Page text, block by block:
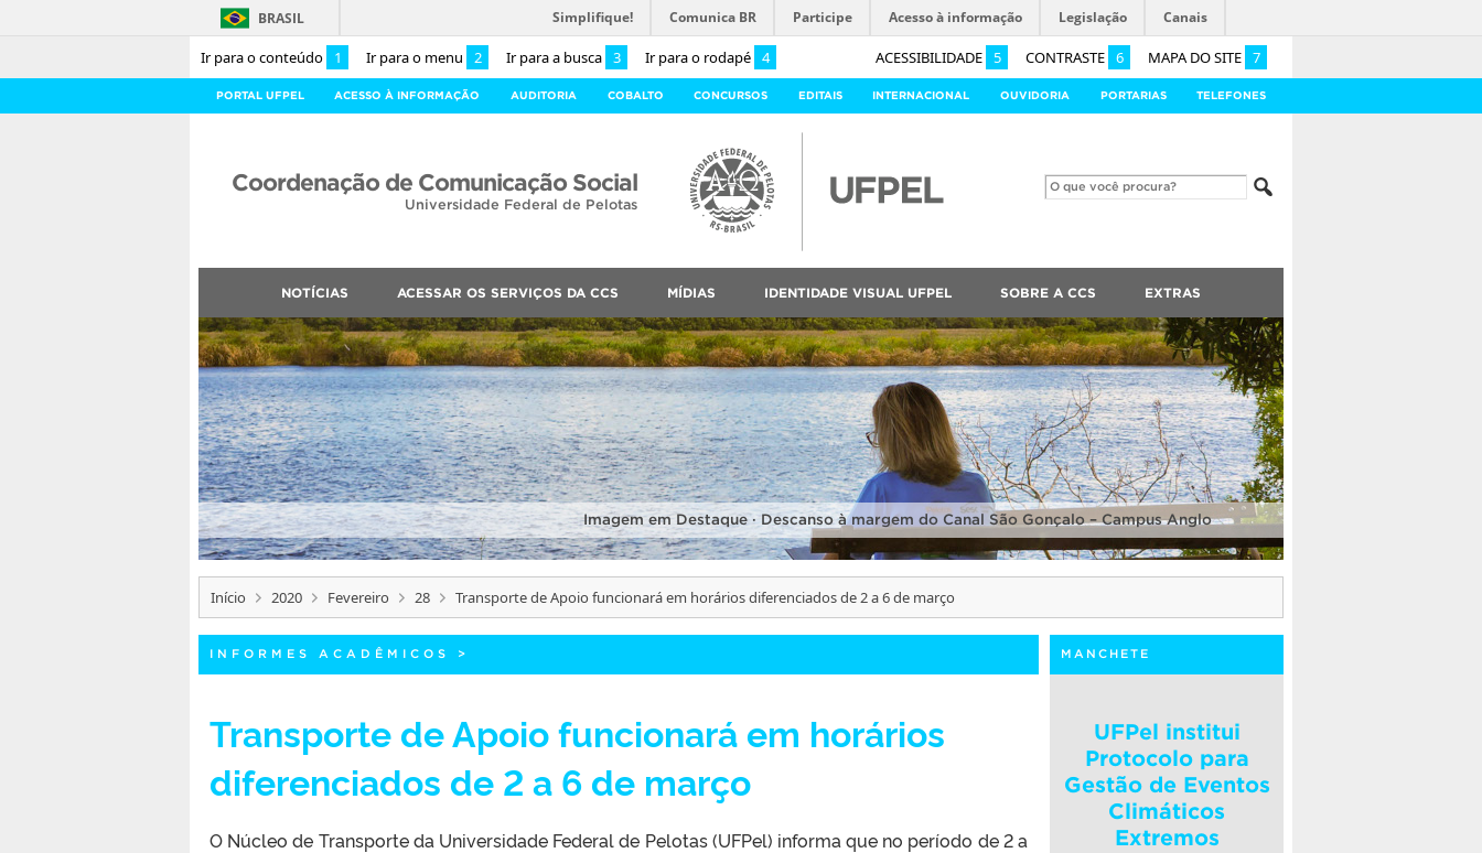
Ir para o conteúdo 1 Ir para o menu 2 Ir para a busca 3 Ir para o rodapé 4 ACESSIBILIDADE 5 CONTRASTE 6 MAPA DO SITE 7
BRASIL Simplifique! Comunica BR Participe Acesso à informação Legislação Canais
PORTAL UFPEL ACESSO À INFORMAÇÃO AUDITORIA COBALTO CONCURSOS EDITAIS INTERNACIONAL OUVIDORIA PORTARIAS TELEFONES
Coordenação de Comunicação Social
Universidade Federal de Pelotas
NOTÍCIAS ACESSAR OS SERVIÇOS DA CCS MÍDIAS IDENTIDADE VISUAL UFPEL SOBRE A CCS EXTRAS
Imagem em Destaque · Descanso à margem do Canal São Gonçalo – Campus Anglo
Início 2020 Fevereiro 28 Transporte de Apoio funcionará em horários diferenciados de 2 a 6 de março
INFORMES ACADÊMICOS >
Transporte de Apoio funcionará em horários
diferenciados de 2 a 6 de março
O Núcleo de Transporte da Universidade Federal de Pelotas (UFPel) informa que no período de 2 a
MANCHETE
UFPel institui
Protocolo para
Gestão de Eventos
Climáticos
Extremos